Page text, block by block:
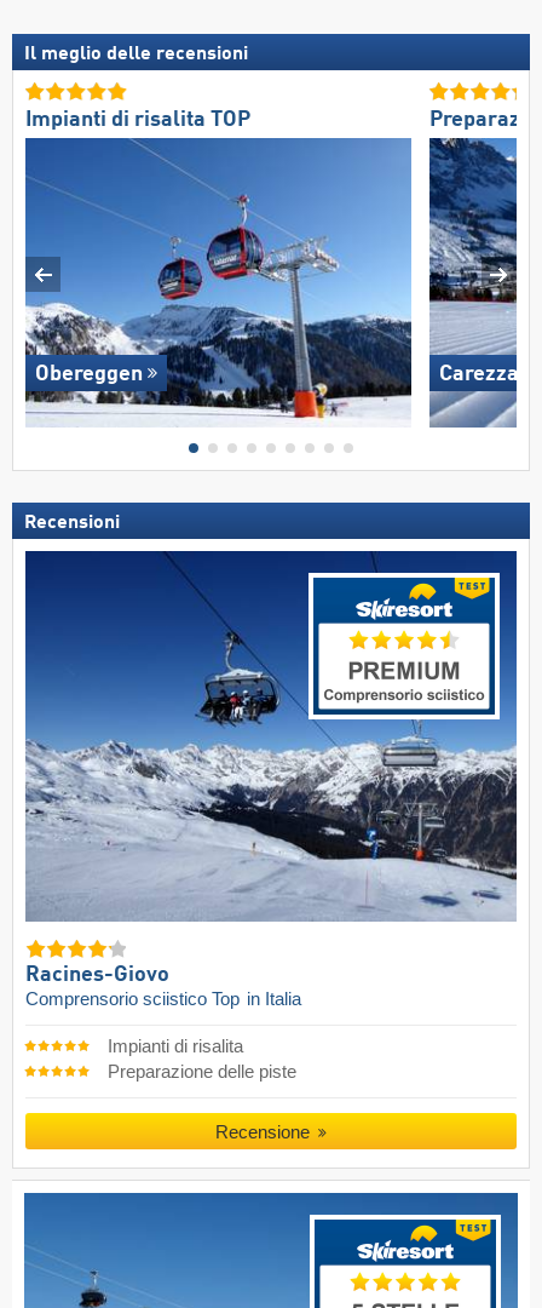
Il meglio delle recensioni
Impianti di risalita TOP
Obereggen Carezza
Recensioni
Racines-Giovo
Comprensorio sciistico Top in Italia
Impianti di risalita
Preparazione delle piste
Recensione